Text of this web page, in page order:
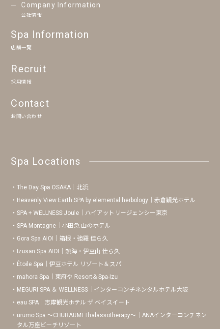
Company Information
会社情報
Spa Information
店舗一覧
Recruit
採用情報
Contact
お問い合わせ
Spa Locations
The Day Spa OSAKA｜北浜
Heavenly View Earth SPA by elemental herbology｜赤倉観光ホテル
SPA + WELLNESS Joule｜ハイアットリージェンシー東京
SPA Montagne｜小田急 山のホテル
Gora Spa AIOI｜箱根・強羅 佳ら久
Izusan Spa AIOI｜熱海・伊豆山 佳ら久
Étoile Spa｜伊豆ホテル リゾート＆スパ
mahora Spa｜東府や Resort＆Spa-Izu
MEGURI SPA ＆ WELLNESS｜インターコンチネンタルホテル大阪
eau SPA｜志摩観光ホテル ザ ベイスイート
urumo Spa 〜CHURAUMI Thalassotherapy〜｜ANAインターコンチネン
タル万座ビーチリゾート